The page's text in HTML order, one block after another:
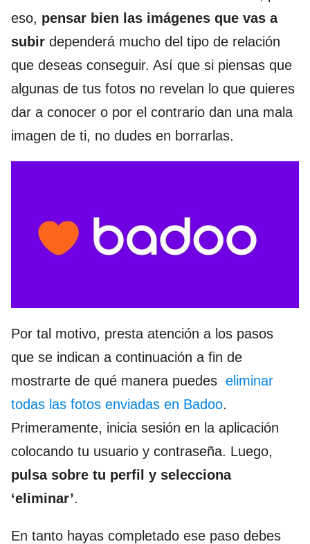
eso, pensar bien las imágenes que vas a
subir dependerá mucho del tipo de relación
que deseas conseguir. Así que si piensas que
algunas de tus fotos no revelan lo que quieres
dar a conocer o por el contrario dan una mala
imagen de ti, no dudes en borrarlas.
Por tal motivo, presta atención a los pasos
que se indican a continuación a fin de
mostrarte de qué manera puedes eliminar
todas las fotos enviadas en Badoo.
Primeramente, inicia sesión en la aplicación
colocando tu usuario y contraseña. Luego,
pulsa sobre tu perfil y selecciona
‘eliminar’.
En tanto hayas completado ese paso debes